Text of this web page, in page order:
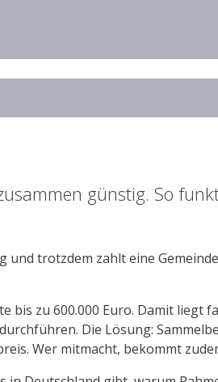
günstig. So
trotzdem zahlt eine
bis zu 600.000 Euro. Damit liegt
Die Lösung:
Wer mitmacht, bekommt